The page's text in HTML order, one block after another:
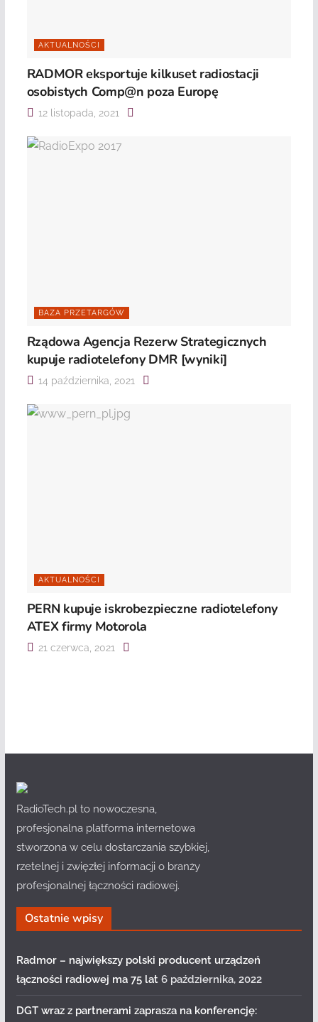
AKTUALNOŚCI
RADMOR eksportuje kilkuset radiostacji
osobistych Comp@n poza Europę
12 listopada, 2021
BAZA PRZETARGÓW
Rządowa Agencja Rezerw Strategicznych
kupuje radiotelefony DMR [wyniki]
14 października, 2021
AKTUALNOŚCI
PERN kupuje iskrobezpieczne radiotelefony
ATEX firmy Motorola
21 czerwca, 2021
RadioTech.pl to nowoczesna,
profesjonalna platforma internetowa
stworzona w celu dostarczania szybkiej,
rzetelnej i zwięzłej informacji o branży
profesjonalnej łączności radiowej.
Ostatnie wpisy
Radmor – największy polski producent urządzeń
łączności radiowej ma 75 lat 6 października, 2022
DGT wraz z partnerami zaprasza na konferencję: